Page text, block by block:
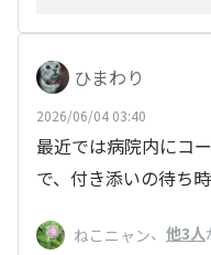
ひまわり
2026/06/04 03:40
最近では病院内にコ
で、付き添いの待ち
ねこニャン、 他3人